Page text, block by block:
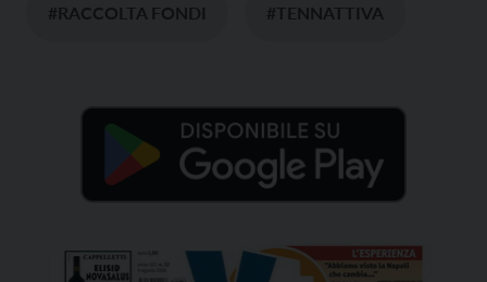
#RACCOLTA FONDI #TENNATTIVA